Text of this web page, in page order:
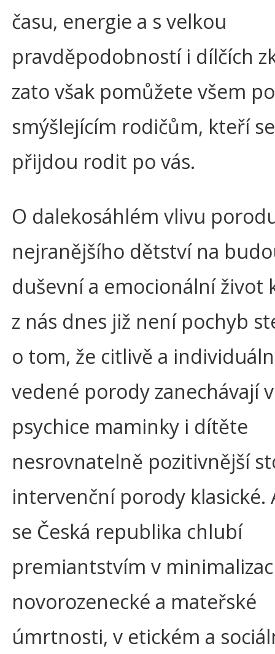
času, energie a s velkou
pravděpodobností i dílčích
zato však pomůžete všem
smýšlejícím rodičům, kteří
přijdou rodit po vás.
O dalekosáhlém vlivu
nejranějšího dětství na
duševní a emocionální život
z nás dnes již není pochyb
o tom, že citlivě a
vedené porody zanechávají v
psychice maminky i dítěte
nesrovnatelně pozitivnější
intervenční porody klasické.
se Česká republika chlubí
premiantstvím v
novorozenecké a mateřské
úmrtnosti, v etickém a